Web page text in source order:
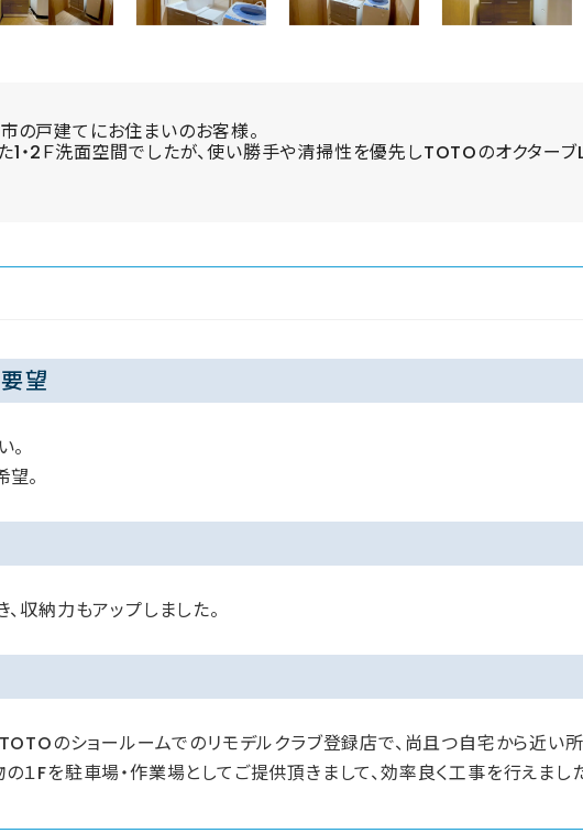
の戸建てにお住まいのお客様。
・2Ｆ洗面空間でしたが、使い勝手や清掃性を優先しTOTOのオクター
望
。
。
収納力もアップしました。
のショールームでのリモデルクラブ登録店で、尚且つ自宅から近い
Fを駐車場・作業場としてご提供頂きまして、効率良く工事を行えまし